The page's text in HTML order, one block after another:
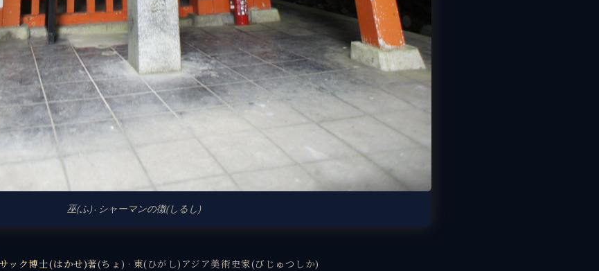
巫(ふ) · シャーマンの徴(しるし)
ック博士(はかせ)著(ちょ) · 東(ひがし)アジア美術史家(びじゅつしか)